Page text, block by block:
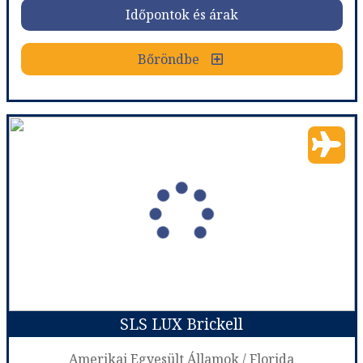
Bőröndbe
Időpontok és árak
Bőröndbe
Ramada Plaza Marco Polo Beach Resort
Város:Miami
Utazás módja: Repülővel
Ellátás:Ellátás nélkül
Szálláskategória:
Szobatípus:Szoba Standard
Időpont: 2026-08-12 | 10 éj
SLS LUX Brickell
Amerikai Egyesült Államok / Florida